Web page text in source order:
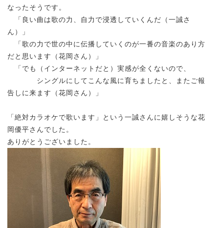
なったそうです。
「良い曲は歌の力、自力で浸透していくんだ（一誠さ
ん）」
「歌の力で世の中に伝播していくのが一番の音楽のあり方
だと思います（花岡さん）」
「でも（インターネットだと）実感が全くないので、
シングルにしてこんな風に育ちましたと、またご報
告しに来ます（花岡さん）」
「絶対カラオケで歌います」という一誠さんに嬉しそうな花
岡優平さんでした。
ありがとうございました。